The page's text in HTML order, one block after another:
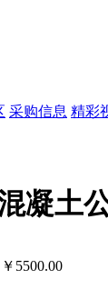
采购信息 精彩
凝土
￥ 5500.00